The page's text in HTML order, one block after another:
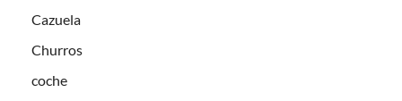
Cazuela
Churros
coche